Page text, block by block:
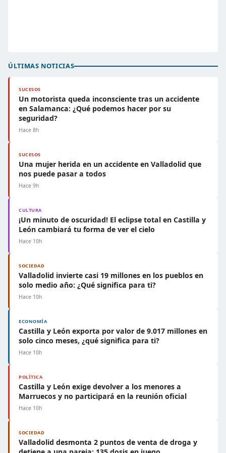
ÚLTIMAS NOTICIAS
SUCESOS
Un motorista queda inconsciente tras un accidente
en Salamanca: ¿Qué podemos hacer por su
seguridad?
Hace 8h
SUCESOS
Una mujer herida en un accidente en Valladolid que
nos puede pasar a todos
Hace 9h
CULTURA
¡Un minuto de oscuridad! El eclipse total en Castilla y
León cambiará tu forma de ver el cielo
Hace 10h
SOCIEDAD
Valladolid invierte casi 19 millones en los pueblos en
solo medio año: ¿Qué significa para ti?
Hace 10h
ECONOMÍA
Castilla y León exporta por valor de 9.017 millones en
solo cinco meses, ¿qué significa para ti?
Hace 10h
POLÍTICA
Castilla y León exige devolver a los menores a
Marruecos y no participará en la reunión oficial
Hace 10h
SOCIEDAD
Valladolid desmonta 2 puntos de venta de droga y